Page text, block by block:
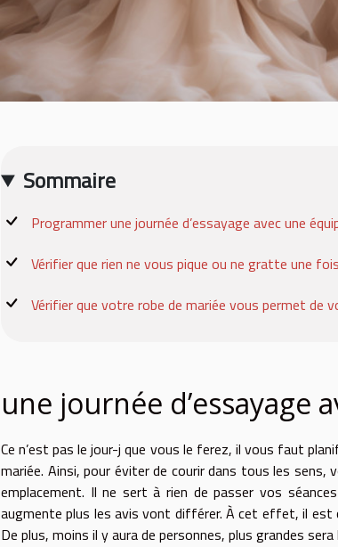
Sommaire
Programmer une journée d’essayage avec une
Vérifier que rien ne vous pique ou ne gratte une
Vérifier que votre robe de mariée vous permet de
une journée d’essayage
Ce n’est pas le jour-j que vous le ferez, il vous faut
mariée. Ainsi, pour éviter de courir dans tous les sens,
emplacement. Il ne sert à rien de passer vos
augmente plus les avis vont différer.À cet effet, il est
De plus, moins il y aura de personnes, plus grandes